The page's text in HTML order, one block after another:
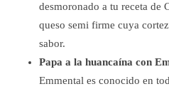
desmoronado a tu receta de
queso semi firme cuya
sabor.
Papa a la huancaína con
Emmental es conocido en